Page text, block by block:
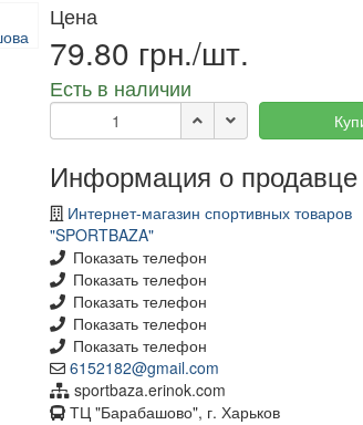
Цена
79.80 грн./шт.
Есть в наличии
Информация о продавце
Интернет-магазин спортивных товаров
"SPORTBAZA"
Показать телефон
Показать телефон
Показать телефон
Показать телефон
Показать телефон
6152182@gmail.com
sportbaza.erinok.com
ТЦ "Барабашово", г. Харьков